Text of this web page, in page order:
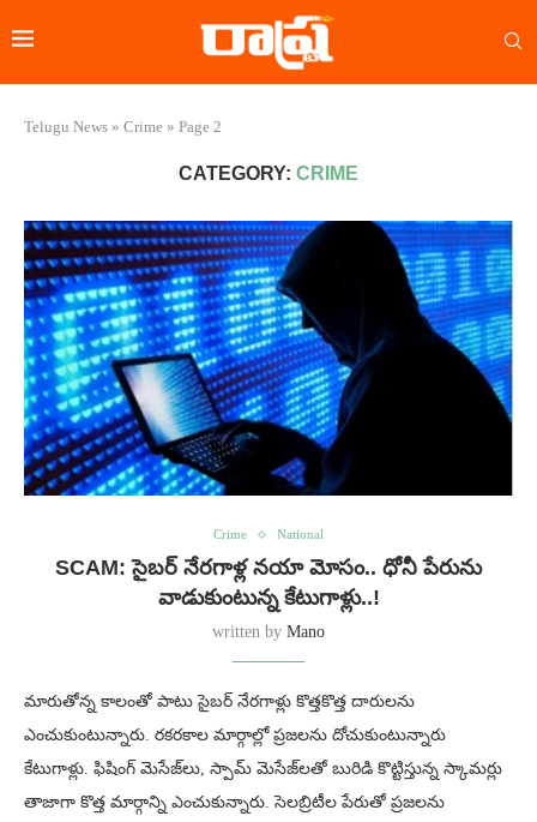
Telugu News » Crime » Page 2
CATEGORY: CRIME
Crime National
SCAM: సైబర్ నేరగాళ్ల నయా మోసం.. ధోనీ పేరును
వాడుకుంటున్న కేటుగాళ్లు..!
written by Mano
మారుతోన్న కాలంతో పాటు సైబర్ నేరగాళ్లు కొత్తకొత్త దారులను
ఎంచుకుంటున్నారు. రకరకాల మార్గాల్లో ప్రజలను దోచుకుంటున్నారు
కేటుగాళ్లు. ఫిషింగ్ మెసేజ్‌లు, స్పామ్‌ మెసేజ్‌లతో బురిడి కొట్టిస్తున్న స్కామర్లు
తాజాగా కొత్త మార్గాన్ని ఎంచుకున్నారు. సెలబ్రిటీల పేరుతో ప్రజలను